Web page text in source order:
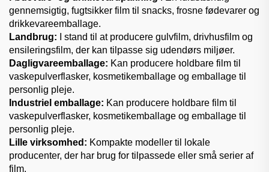
gennemsigtig, fugtsikker film til snacks, frosne fødevarer og
drikkevareemballage.
Landbrug:
I stand til at producere gulvfilm, drivhusfilm og
ensileringsfilm, der kan tilpasse sig udendørs miljøer.
Dagligvareemballage: Kan producere holdbare film til
vaskepulverflasker, kosmetikemballage og emballage til
personlig pleje.
Industriel emballage: Kan producere holdbare film til
vaskepulverflasker, kosmetikemballage og emballage til
personlig pleje.
Lille virksomhed: Kompakte modeller til lokale
producenter, der har brug for tilpassede eller små serier af
film.